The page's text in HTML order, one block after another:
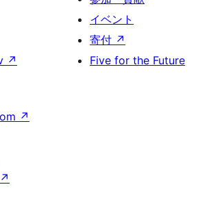
↗
イベント
寄付 ↗
Five for the Future
↗
↗